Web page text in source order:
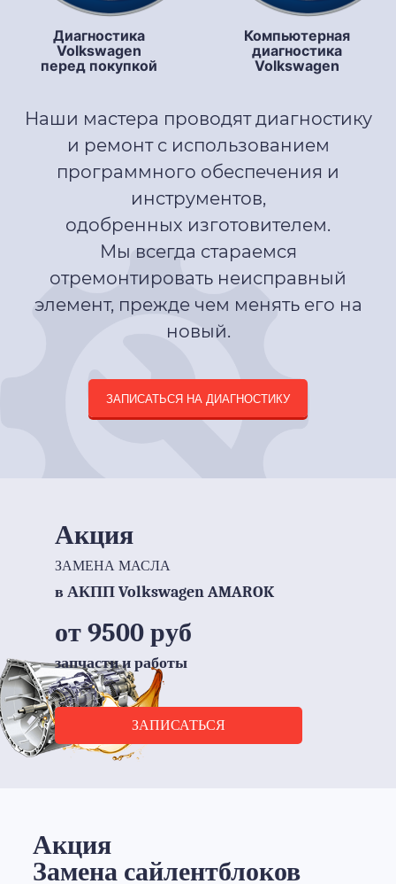
Диагностика
Volkswagen
перед покупкой
Компьютерная
диагностика
Volkswagen
Наши мастера проводят диагностику
и ремонт с использованием
программного обеспечения и
инструментов,
одобренных изготовителем.
Мы всегда стараемся
отремонтировать неисправный
элемент, прежде чем менять его на
новый.
ЗАПИСАТЬСЯ НА ДИАГНОСТИКУ
Акция
ЗАМЕНА МАСЛА
в АКПП Volkswagen AMAROK
от 9500 руб
запчасти и работы
ЗАПИСАТЬСЯ
Акция
Замена сайлентблоков